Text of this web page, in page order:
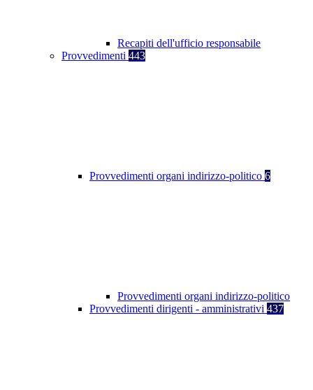
Recapiti dell'ufficio responsabile
Provvedimenti 443
Provvedimenti organi indirizzo-politico 6
Provvedimenti organi indirizzo-politico
Provvedimenti dirigenti - amministrativi 437